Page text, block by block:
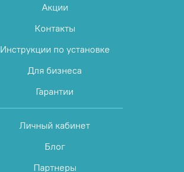
Акции
Контакты
Инструкции по установке
Для бизнеса
Гарантии
Личный кабинет
Блог
Партнеры